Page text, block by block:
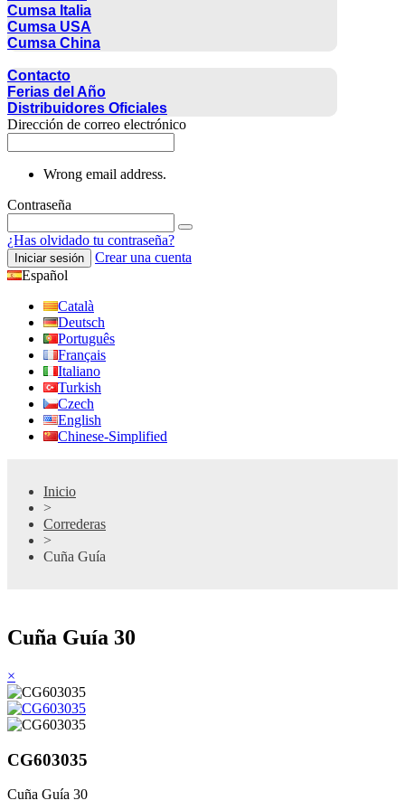
Cumsa Italia
Cumsa USA
Cumsa China
Contacto
Ferias del Año
Distribuidores Oficiales
Dirección de correo electrónico
Wrong email address.
Contraseña
¿Has olvidado tu contraseña?
Iniciar sesión
Crear una cuenta
Español
Català
Deutsch
Português
Français
Italiano
Turkish
Czech
English
Chinese-Simplified
Inicio
>
Correderas
>
Cuña Guía
Cuña Guía 30
×
CG603035
Cuña Guía 30